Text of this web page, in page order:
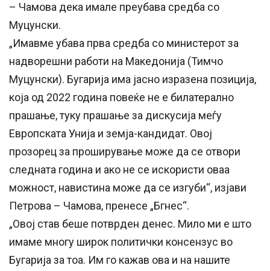
– Чамова дека имале преубава средба со
Муцунски.
„Имавме убава прва средба со министерот за
надворешни работи на Македонија (Тимчо
Муцунски). Бугарија има јасно изразена позиција,
која од 2022 година повеќе не е билатерално
прашање, туку прашање за дискусија меѓу
Европската Унија и земја-кандидат. Овој
прозорец за проширување може да се отвори
следната година и ако не се искористи оваа
можност, навистина може да се изгуби“, изјави
Петрова – Чамова, пренесе „Бгнес“.
„Овој став беше потврден денес. Мило ми е што
имаме многу широк политички консензус во
Бугарија за тоа. Им го кажав ова и на нашите